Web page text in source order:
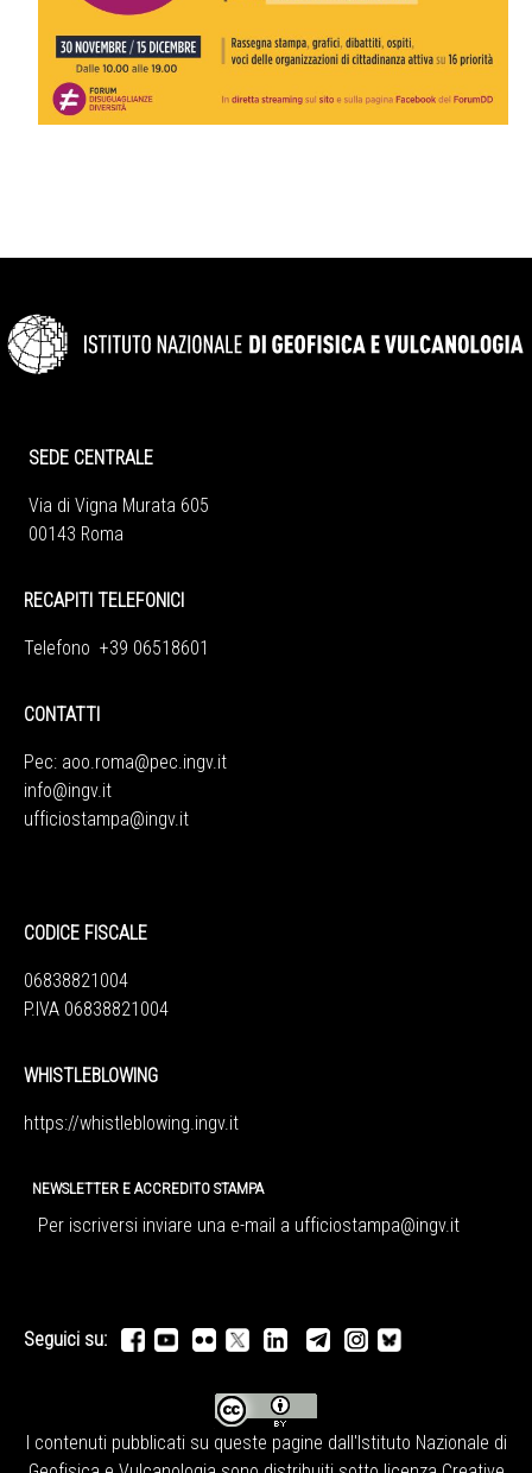
SEDE CENTRALE
Via di Vigna Murata 605
00143 Roma
RECAPITI TELEFONICI
Telefono +39 06518601
CONTATTI
Pec: aoo.roma@pec.ingv.it
info@ingv.it
ufficiostampa@ingv.it
CODICE FISCALE
06838821004
P.IVA 06838821004
WHISTLEBLOWING
https://whistleblowing.ingv. it
NEWSLETTER E ACCREDITO STAMPA
Per iscriversi inviare una e-mail a ufficiostampa@ingv.it
Seguici su:
I contenuti pubblicati su queste pagine dall'Istituto Nazionale di